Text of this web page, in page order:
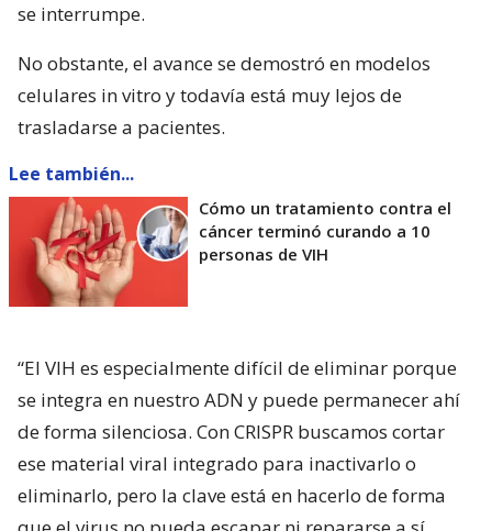
se interrumpe.
No obstante, el avance se demostró en modelos
celulares in vitro y todavía está muy lejos de
trasladarse a pacientes.
Lee también...
Cómo un tratamiento contra el
cáncer terminó curando a 10
personas de VIH
“El VIH es especialmente difícil de eliminar porque
se integra en nuestro ADN y puede permanecer ahí
de forma silenciosa. Con CRISPR buscamos cortar
ese material viral integrado para inactivarlo o
eliminarlo, pero la clave está en hacerlo de forma